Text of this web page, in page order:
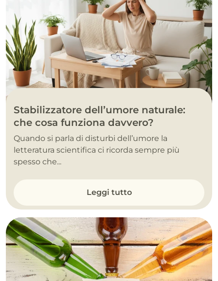
Stabilizzatore dell’umore naturale:
che cosa funziona davvero?
Quando si parla di disturbi dell’umore la
letteratura scientifica ci ricorda sempre più
spesso che...
Leggi tutto